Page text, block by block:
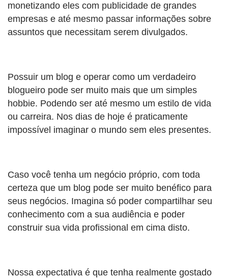
monetizando eles com publicidade de grandes
empresas e até mesmo passar informações sobre
assuntos que necessitam serem divulgados.
Possuir um blog e operar como um verdadeiro
blogueiro pode ser muito mais que um simples
hobbie. Podendo ser até mesmo um estilo de vida
ou carreira. Nos dias de hoje é praticamente
impossível imaginar o mundo sem eles presentes.
Caso você tenha um negócio próprio, com toda
certeza que um blog pode ser muito benéfico para
seus negócios. Imagina só poder compartilhar seu
conhecimento com a sua audiência e poder
construir sua vida profissional em cima disto.
Nossa expectativa é que tenha realmente gostado